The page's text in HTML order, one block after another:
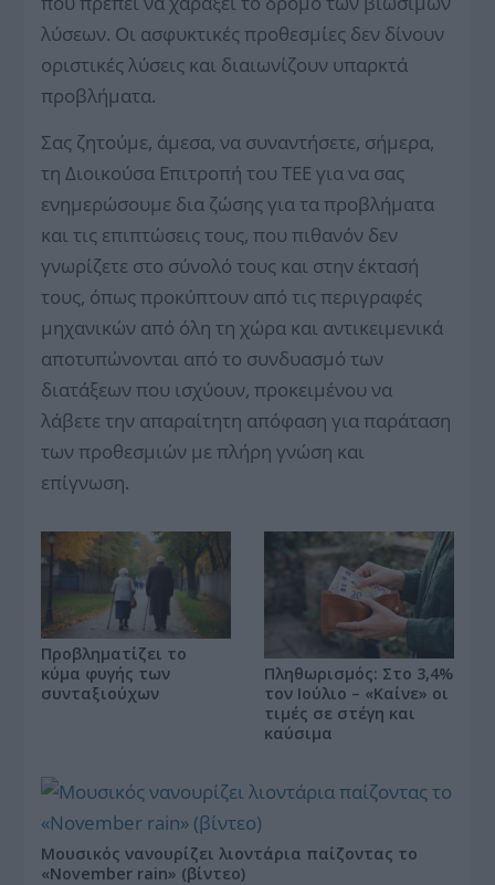
λύσεων. Οι ασφυκτικές προθεσμίες δεν δίνουν
οριστικές λύσεις και διαιωνίζουν υπαρκτά
προβλήματα.
Σας ζητούμε, άμεσα, να συναντήσετε, σήμερα,
τη Διοικούσα Επιτροπή του ΤΕΕ για να σας
ενημερώσουμε δια ζώσης για τα προβλήματα
και τις επιπτώσεις τους, που πιθανόν δεν
γνωρίζετε στο σύνολό τους και στην έκτασή
τους, όπως προκύπτουν από τις περιγραφές
μηχανικών από όλη τη χώρα και αντικειμενικά
αποτυπώνονται από το συνδυασμό των
διατάξεων που ισχύουν, προκειμένου να
λάβετε την απαραίτητη απόφαση για παράταση
των προθεσμιών με πλήρη γνώση και
επίγνωση.
Προβληματίζει το
κύμα φυγής των
συνταξιούχων
Πληθωρισμός: Στο 3,4%
τον Ιούλιο – «Καίνε» οι
τιμές σε στέγη και
καύσιμα
Μουσικός νανουρίζει λιοντάρια παίζοντας το
«November rain» (βίντεο)